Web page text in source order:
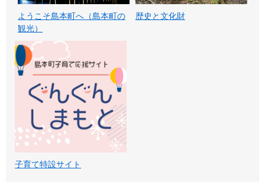
ようこそ島本町へ（島本町の
観光）
歴史と文化財
子育て特設サイト